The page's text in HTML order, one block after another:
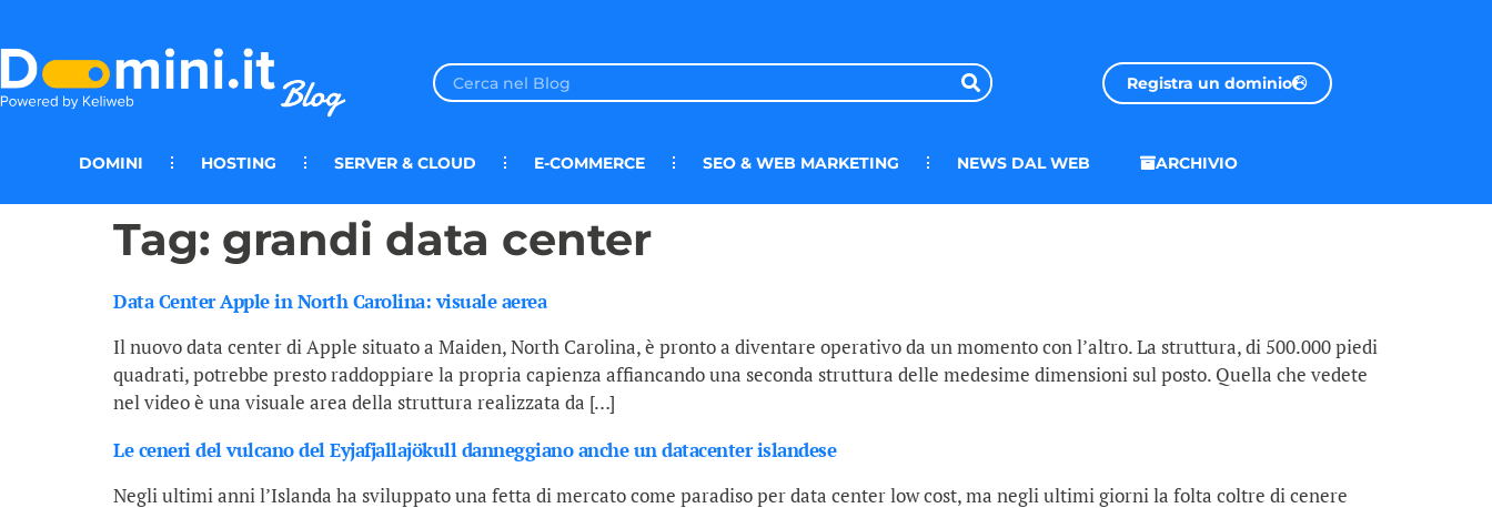
Registra un dominio
DOMINI HOSTING SERVER & CLOUD E-COMMERCE SEO & WEB MARKETING NEWS DAL WEB ARCHIVIO
Tag: grandi data center
Data Center Apple in North Carolina: visuale aerea
Il nuovo data center di Apple situato a Maiden, North Carolina, è pronto a diventare operativo da un momento con l’altro. La struttura, di 500.000 piedi
quadrati, potrebbe presto raddoppiare la propria capienza affiancando una seconda struttura delle medesime dimensioni sul posto. Quella che vedete
nel video è una visuale area della struttura realizzata da […]
Le ceneri del vulcano del Eyjafjallajökull danneggiano anche un datacenter islandese
Negli ultimi anni l’Islanda ha sviluppato una fetta di mercato come paradiso per data center low cost, ma negli ultimi giorni la folta coltre di cenere